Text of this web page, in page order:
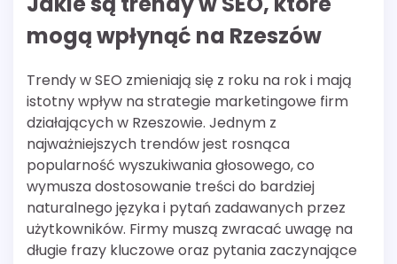
mogą wpłynąć na Rzeszów
Trendy w SEO zmieniają się z roku na rok i mają
istotny wpływ na strategie marketingowe firm
działających w Rzeszowie. Jednym z
najważniejszych trendów jest rosnąca
popularność wyszukiwania głosowego, co
wymusza dostosowanie treści do bardziej
naturalnego języka i pytań zadawanych przez
użytkowników. Firmy muszą zwracać uwagę na
długie frazy kluczowe oraz pytania zaczynające